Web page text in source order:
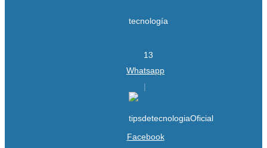
Whatsapp
Facebook